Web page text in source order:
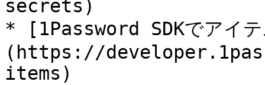
secrets)
* [1Password SDKでアイ
(https://
items)